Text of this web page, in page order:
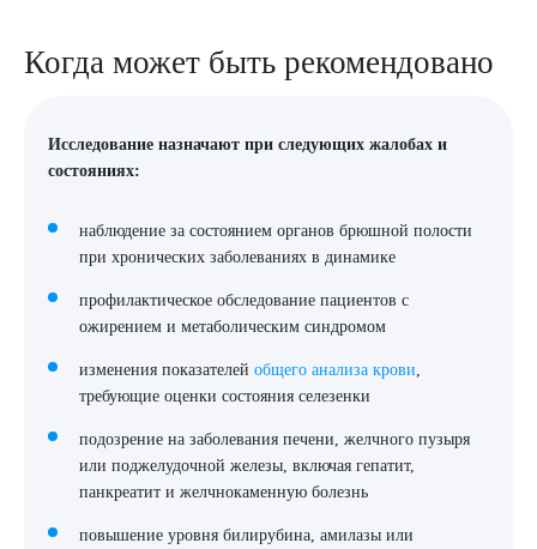
Когда может быть рекомендовано
Исследование назначают при следующих жалобах и
состояниях:
наблюдение за состоянием органов брюшной полости
при хронических заболеваниях в динамике
профилактическое обследование пациентов с
ожирением и метаболическим синдромом
изменения показателейобщего анализа крови
требующие оценки состояния селезенки
подозрение на заболевания печени, желчного пузыря
или поджелудочной железы, включая гепатит,
панкреатит и желчнокаменную болезнь
повышение уровня билирубина, амилазы или